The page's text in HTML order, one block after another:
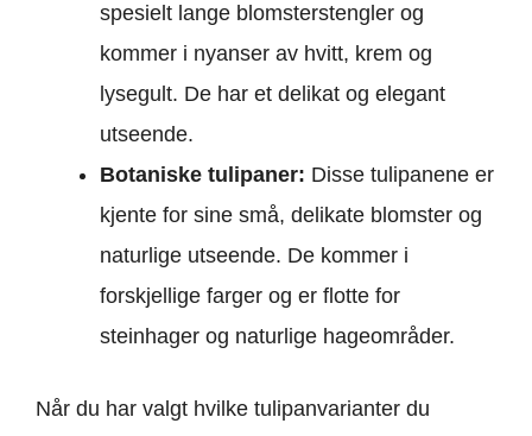
spesielt lange blomsterstengler og
kommer i nyanser av hvitt, krem og
lysegult. De har et delikat og elegant
utseende.
Botaniske tulipaner: Disse tulipanene er
kjente for sine små, delikate blomster og
naturlige utseende. De kommer i
forskjellige farger og er flotte for
steinhager og naturlige hageområder.
Når du har valgt hvilke tulipanvarianter du